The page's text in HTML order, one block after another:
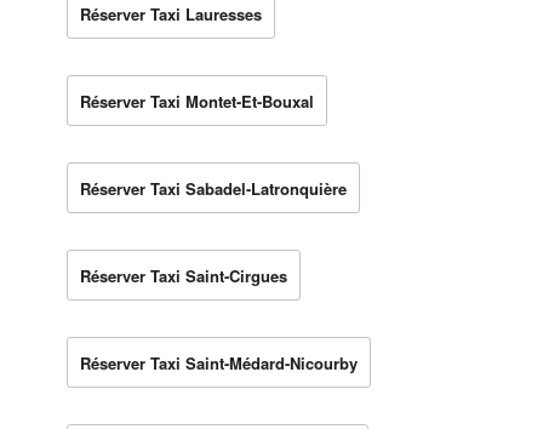
Réserver Taxi Lauresses
Réserver Taxi Montet-Et-Bouxal
Réserver Taxi Sabadel-Latronquière
Réserver Taxi Saint-Cirgues
Réserver Taxi Saint-Médard-Nicourby